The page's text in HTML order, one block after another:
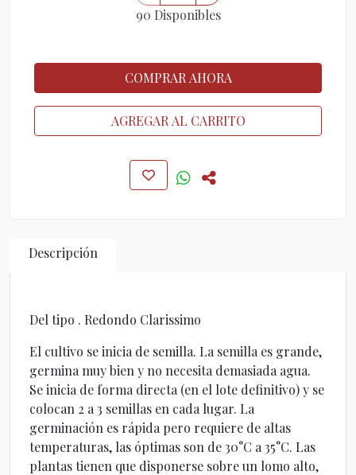
90 Disponibles
COMPRAR AHORA
AGREGAR AL CARRITO
Descripción
Del tipo . Redondo Clarissimo
El cultivo se inicia de semilla. La semilla es grande,
germina muy bien y no necesita demasiada agua.
Se inicia de forma directa (en el lote definitivo) y se
colocan 2 a 3 semillas en cada lugar. La
germinación es rápida pero requiere de altas
temperaturas, las óptimas son de 30°C a 35°C. Las
plantas tienen que disponerse sobre un lomo alto,